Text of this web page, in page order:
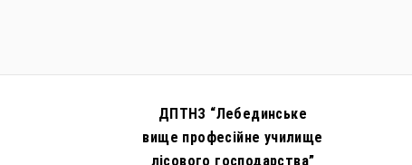
ДПТНЗ “Лебединське
вище професійне училище
лісового господарства”